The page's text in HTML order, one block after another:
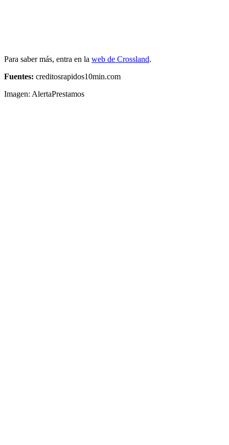
Para saber más, entra en la web de Crossland.
Fuentes: creditosrapidos10min.com
Imagen: AlertaPrestamos